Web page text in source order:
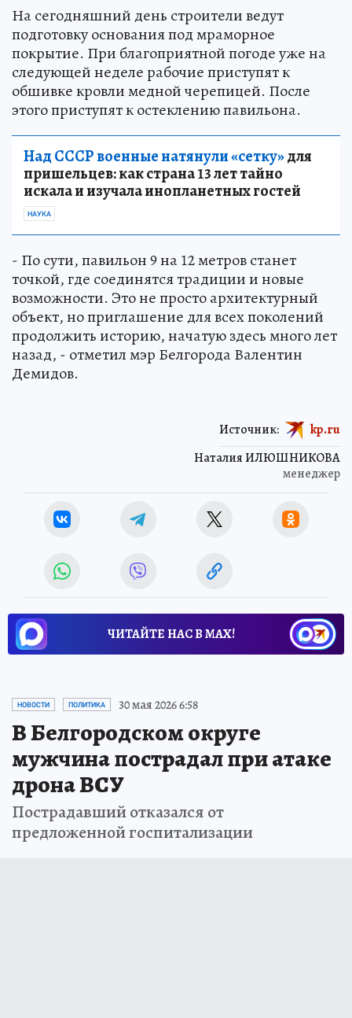
На сегодняшний день строители ведут
подготовку основания под мраморное
покрытие. При благоприятной погоде уже на
следующей неделе рабочие приступят к
обшивке кровли медной черепицей. После
этого приступят к остеклению павильона.
Над СССР военные натянули «сетку»для
пришельцев: как страна 13 лет тайно
искала и изучала инопланетных гостей
НАУКА
- По сути, павильон 9 на 12 метров станет
точкой, где соединятся традиции и новые
возможности. Это не просто архитектурный
объект, но приглашение для всех поколений
продолжить историю, начатую здесь много лет
назад, - отметил мэр Белгорода Валентин
Демидов.
Наталия ИЛЮШНИКОВА
менеджер
Источник: kp.ru
ЧИТАЙТЕ НАС В МАХ!
НОВОСТИ ПОЛИТИКА 30 мая 2026 6:58
В Белгородском округе
мужчина пострадал при атаке
дрона ВСУ
Пострадавший отказался от
предложенной госпитализации